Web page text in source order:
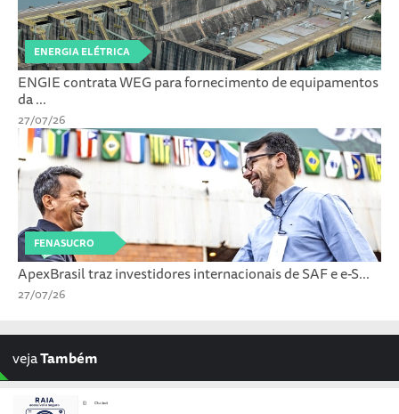
ENERGIA ELÉTRICA
ENGIE contrata WEG para fornecimento de equipamentos
da ...
27/07/26
FENASUCRO
ApexBrasil traz investidores internacionais de SAF e e-S...
27/07/26
vejaTambém